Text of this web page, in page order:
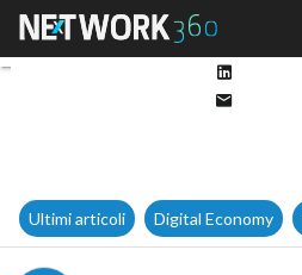
Ultimi articoli Digital Economy